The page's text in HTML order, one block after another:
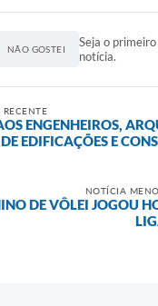
NÃO GOSTEI
Seja o
notícia.
ENGENHEIROS,
EDIFICAÇÕES E
NOTÍCIA
DE VÔLEI JOGOU